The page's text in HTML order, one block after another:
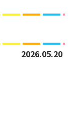
2026.05.20